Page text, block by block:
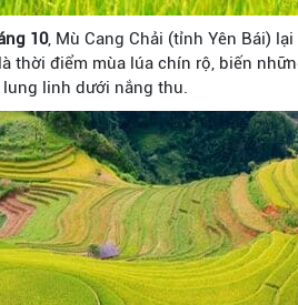
10, Mù Cang Chải (tỉnh Yên Bái)
thời điểm mùa lúa chín rộ, biến
linh dưới nắng thu.